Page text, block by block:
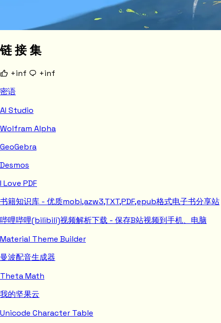
链 接 集
+inf
+inf
密语
AI Studio
Wolfram Alpha
GeoGebra
Desmos
I Love PDF
书籍知识库 - 优质mobi,azw3,TXT,PDF,epub格式电子书分享站
哔哩哔哩(bilibili)视频解析下载 - 保存B站视频到手机、电脑
Material Theme Builder
曼波配音生成器
Theta Math
我的坚果云
Unicode Character Table